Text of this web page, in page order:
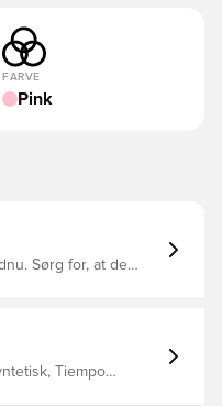
FARVE
Pink
Sørg for, at de
Tiempo